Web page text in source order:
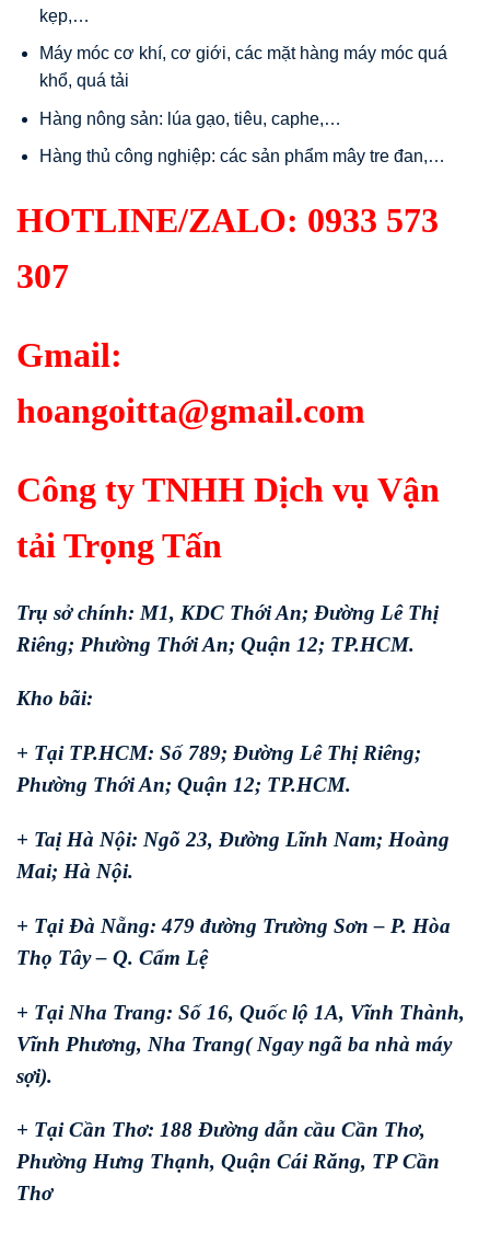
kẹp,…
Máy móc cơ khí, cơ giới, các mặt hàng máy móc quá
khổ, quá tải
Hàng nông sản: lúa gạo, tiêu, caphe,…
Hàng thủ công nghiệp: các sản phẩm mây tre đan,…
HOTLINE/ZALO: 0933 573
307
Gmail:
hoangoitta@gmail.com
Công ty TNHH Dịch vụ Vận
tải Trọng Tấn
Trụ sở chính: M1, KDC Thới An; Đường Lê Thị
Riêng; Phường Thới An; Quận 12; TP.HCM.
Kho bãi:
+ Tại TP.HCM: Số 789; Đường Lê Thị Riêng;
Phường Thới An; Quận 12; TP.HCM.
+ Taị Hà Nội: Ngõ 23, Đường Lĩnh Nam; Hoàng
Mai; Hà Nội.
+ Tại Đà Nẵng: 479 đường Trường Sơn – P. Hòa
Thọ Tây – Q. Cẩm Lệ
+ Tại Nha Trang: Số 16, Quốc lộ 1A, Vĩnh Thành,
Vĩnh Phương, Nha Trang( Ngay ngã ba nhà máy
sợi).
+ Tại Cần Thơ: 188 Đường dẫn cầu Cần Thơ,
Phường Hưng Thạnh, Quận Cái Răng, TP Cần
Thơ